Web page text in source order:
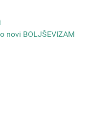
novi BOLJŠEVIZAM